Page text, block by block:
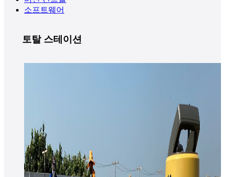
소프트웨어
토탈 스테이션